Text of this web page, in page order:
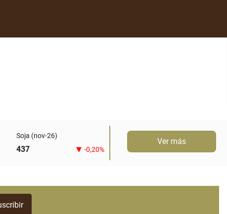
Soja (nov-26)
437 -0,20%
Ver más